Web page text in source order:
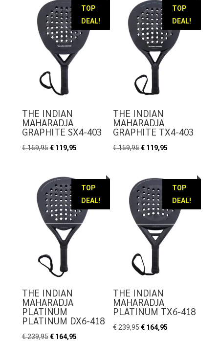
€ 199,95.
€ 109,95.
€ 159,95.
€ 119,95.
TOP
DEAL!
THE INDIAN
MAHARADJA
GRAPHITE SX4-403
€159,95 Oorspronkelijke
€ 159,95.
€119,95Huidige
€ 119,95.
TOP
DEAL!
THE INDIAN
MAHARADJA
GRAPHITE TX4-403
€159,95Oorspronkelijke
€ 159,95.
€ 119,95
€ 119,95.
TOP
DEAL!
THE INDIAN
MAHARADJA
PLATINUM
PLATINUM DX6-418
€239,95 Oorspronkelijke
€164,95Huidige
TOP
DEAL!
THE INDIAN
MAHARADJA
PLATINUM TX6-418
€239,95Oorspronkelijke
€ 164,95